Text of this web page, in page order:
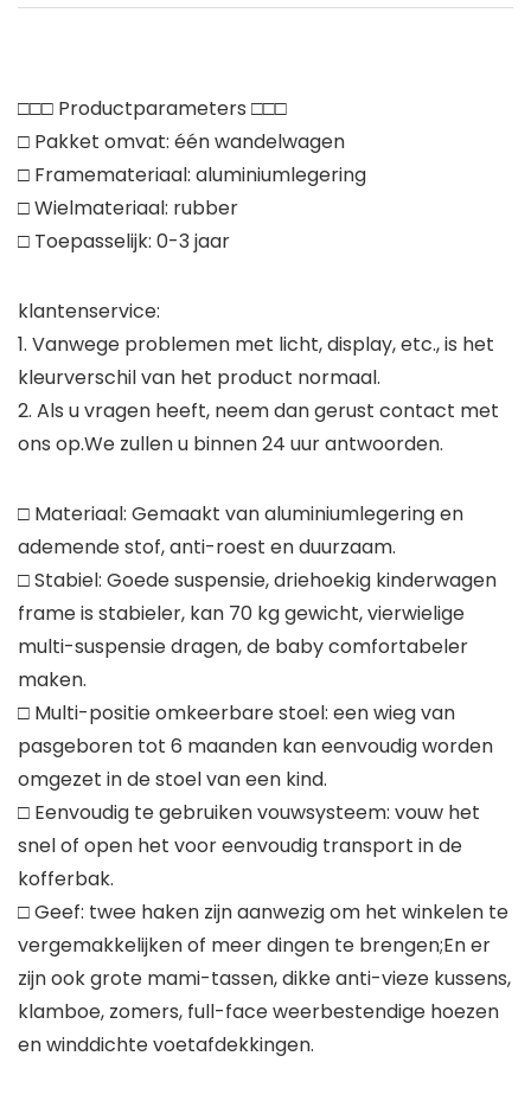
□□□ Productparameters □□□
□ Pakket omvat: één wandelwagen
□ Framemateriaal: aluminiumlegering
□ Wielmateriaal: rubber
□ Toepasselijk: 0-3 jaar
klantenservice:
1. Vanwege problemen met licht, display, etc., is het
kleurverschil van het product normaal.
2. Als u vragen heeft, neem dan gerust contact met
ons op.We zullen u binnen 24 uur antwoorden.
□ Materiaal: Gemaakt van aluminiumlegering en
ademende stof, anti-roest en duurzaam.
□ Stabiel: Goede suspensie, driehoekig kinderwagen
frame is stabieler, kan 70 kg gewicht, vierwielige
multi-suspensie dragen, de baby comfortabeler
maken.
□ Multi-positie omkeerbare stoel: een wieg van
pasgeboren tot 6 maanden kan eenvoudig worden
omgezet in de stoel van een kind.
□ Eenvoudig te gebruiken vouwsysteem: vouw het
snel of open het voor eenvoudig transport in de
kofferbak.
□ Geef: twee haken zijn aanwezig om het winkelen te
vergemakkelijken of meer dingen te brengen;En er
zijn ook grote mami-tassen, dikke anti-vieze kussens,
klamboe, zomers, full-face weerbestendige hoezen
en winddichte voetafdekkingen.